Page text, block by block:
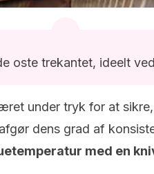
oste trekantet, ideelt
under tryk for at
dens grad af
med en